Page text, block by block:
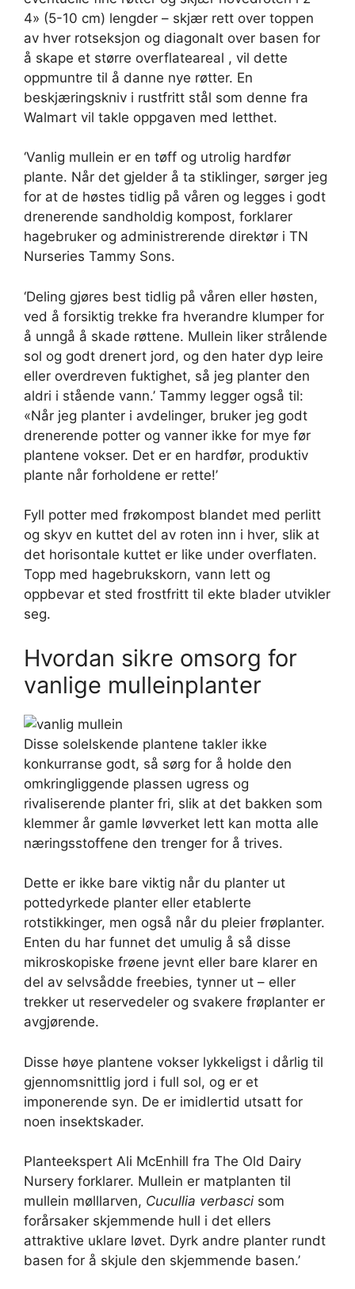
4» (5-10 cm) lengder – skjær rett over toppen
av hver rotseksjon og diagonalt over basen for
å skape et større overflateareal , vil dette
oppmuntre til å danne nye røtter. En
beskjæringskniv i rustfritt stål som denne fra
Walmart vil takle oppgaven med letthet.
‘Vanlig mullein er en tøff og utrolig hardfør
plante. Når det gjelder å ta stiklinger, sørger jeg
for at de høstes tidlig på våren og legges i godt
drenerende sandholdig kompost, forklarer
hagebruker og administrerende direktør i TN
Nurseries Tammy Sons.
‘Deling gjøres best tidlig på våren eller høsten,
ved å forsiktig trekke fra hverandre klumper for
å unngå å skade røttene. Mullein liker strålende
sol og godt drenert jord, og den hater dyp leire
eller overdreven fuktighet, så jeg planter den
aldri i stående vann.’ Tammy legger også til:
«Når jeg planter i avdelinger, bruker jeg godt
drenerende potter og vanner ikke for mye før
plantene vokser. Det er en hardfør, produktiv
plante når forholdene er rette!’
Fyll potter med frøkompost blandet med perlitt
og skyv en kuttet del av roten inn i hver, slik at
det horisontale kuttet er like under overflaten.
Topp med hagebrukskorn, vann lett og
oppbevar et sted frostfritt til ekte blader utvikler
seg.
Hvordan sikre omsorg for
vanlige mulleinplanter
Disse solelskende plantene takler ikke
konkurranse godt, så sørg for å holde den
omkringliggende plassen ugress og
rivaliserende planter fri, slik at det bakken som
klemmer år gamle løvverket lett kan motta alle
næringsstoffene den trenger for å trives.
Dette er ikke bare viktig når du planter ut
pottedyrkede planter eller etablerte
rotstikkinger, men også når du pleier frøplanter.
Enten du har funnet det umulig å så disse
mikroskopiske frøene jevnt eller bare klarer en
del av selvsådde freebies, tynner ut – eller
trekker ut reservedeler og svakere frøplanter er
avgjørende.
Disse høye plantene vokser lykkeligst i dårlig til
gjennomsnittlig jord i full sol, og er et
imponerende syn. De er imidlertid utsatt for
noen insektskader.
Planteekspert Ali McEnhill fra The Old Dairy
Nursery forklarer. Mullein er matplanten til
mullein mølllarven, Cucullia verbasci som
forårsaker skjemmende hull i det ellers
attraktive uklare løvet. Dyrk andre planter rundt
basen for å skjule den skjemmende basen.’